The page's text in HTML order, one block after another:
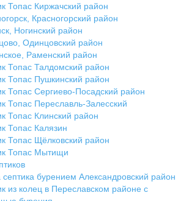
Топас Киржачский район
Красногорский район
Ногинский район
Одинцовский район
Раменский район
Топас Талдомский район
Топас Пушкинский район
Топас Сергиево-Посадский район
Топас Переславль-Залесский
Топас Клинский район
Топас Калязин
Топас Щёлковский район
Топас Мытищи
септика бурением Александровский район
из колец в Переславском районе с